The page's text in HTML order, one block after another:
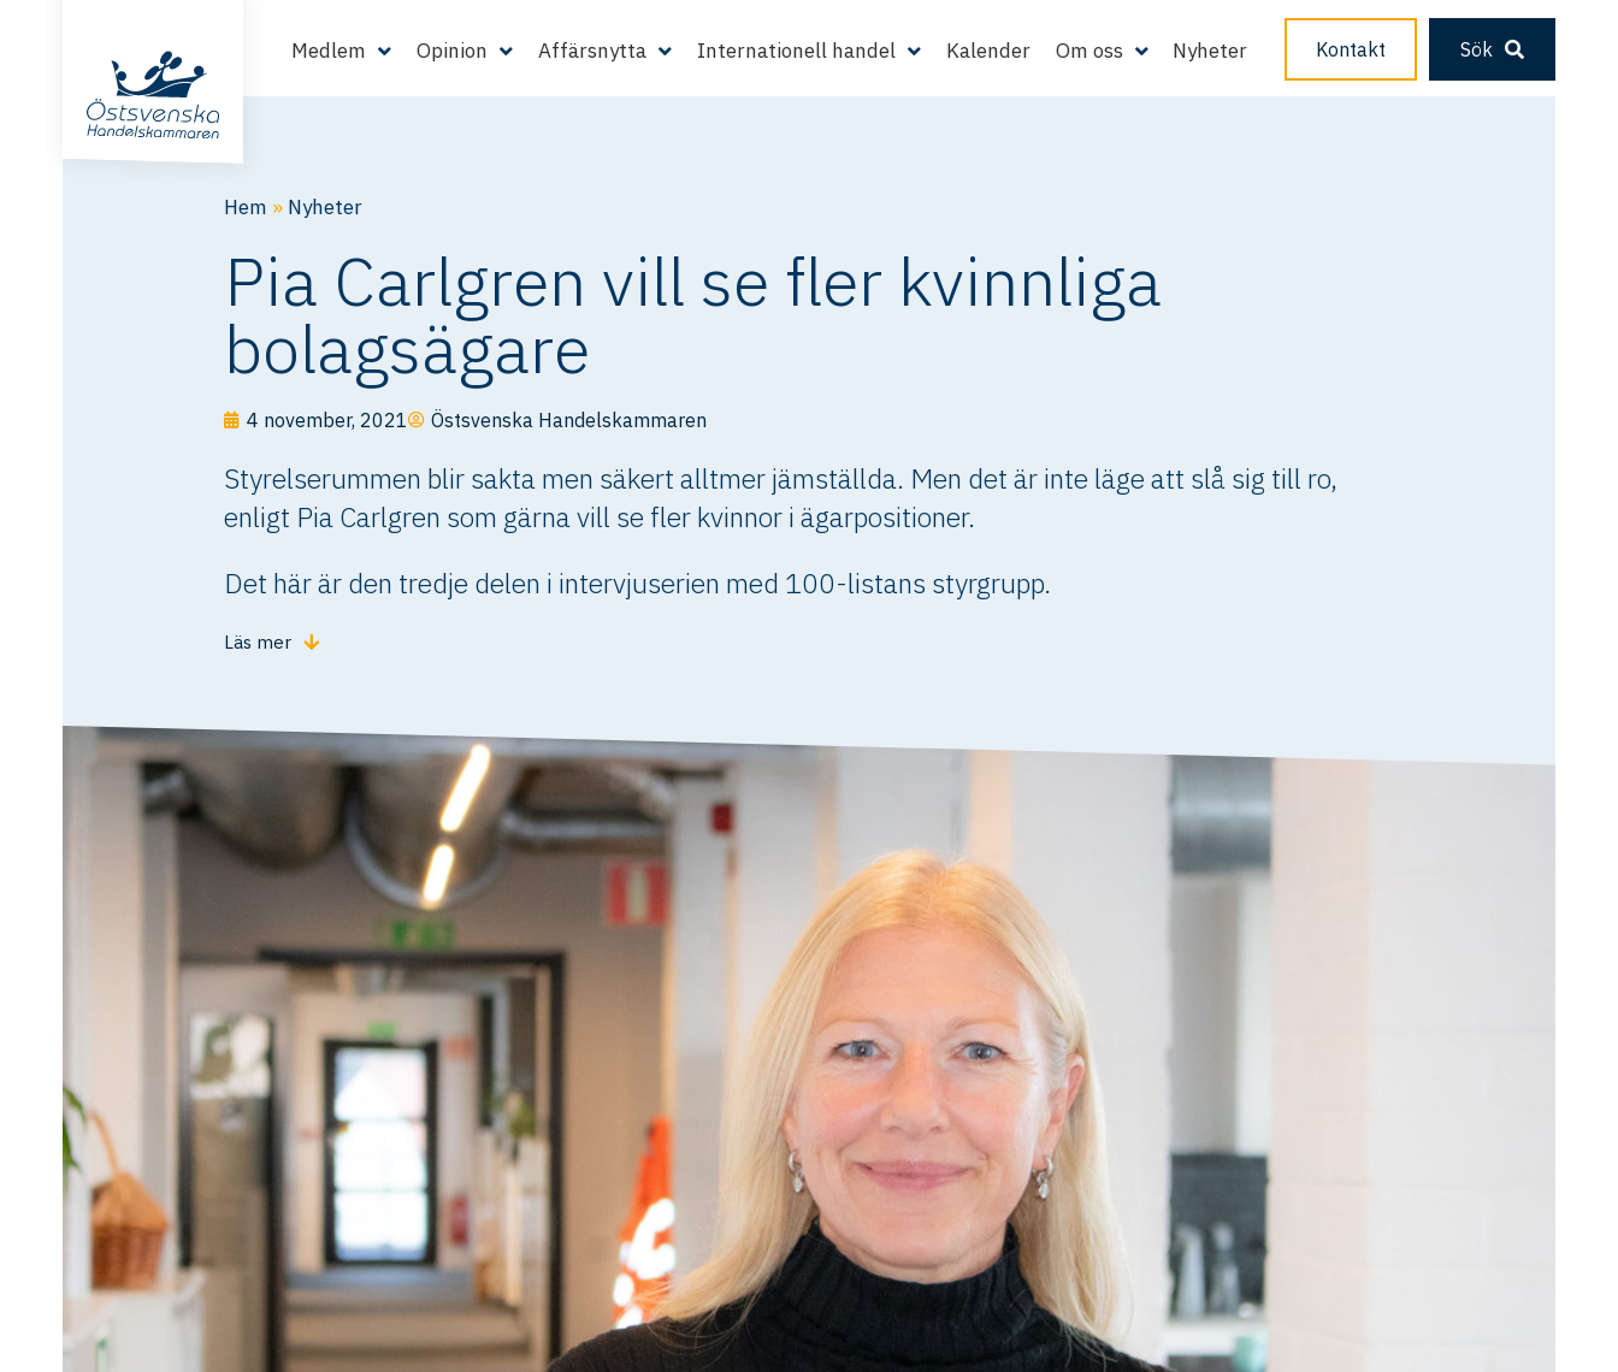
Medlem Opinion Affärsnytta Internationell handel Kalender Om oss Nyheter Kontakt Sök
Hem » Nyheter
Pia Carlgren vill se fler kvinnliga
bolagsägare
4 november, 2021 Östsvenska Handelskammaren
Styrelserummen blir sakta men säkert alltmer jämställda. Men det är inte läge att slå sig till ro,
enligt Pia Carlgren som gärna vill se fler kvinnor i ägarpositioner.
Det här är den tredje delen i intervjuserien med 100-listans styrgrupp.
Läs mer